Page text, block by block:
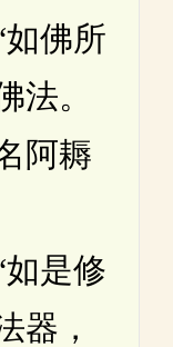
佛所
法。
阿耨
是修
器，